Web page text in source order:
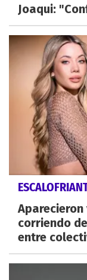
Joaqui:
Aparecieron
corriendo
entre